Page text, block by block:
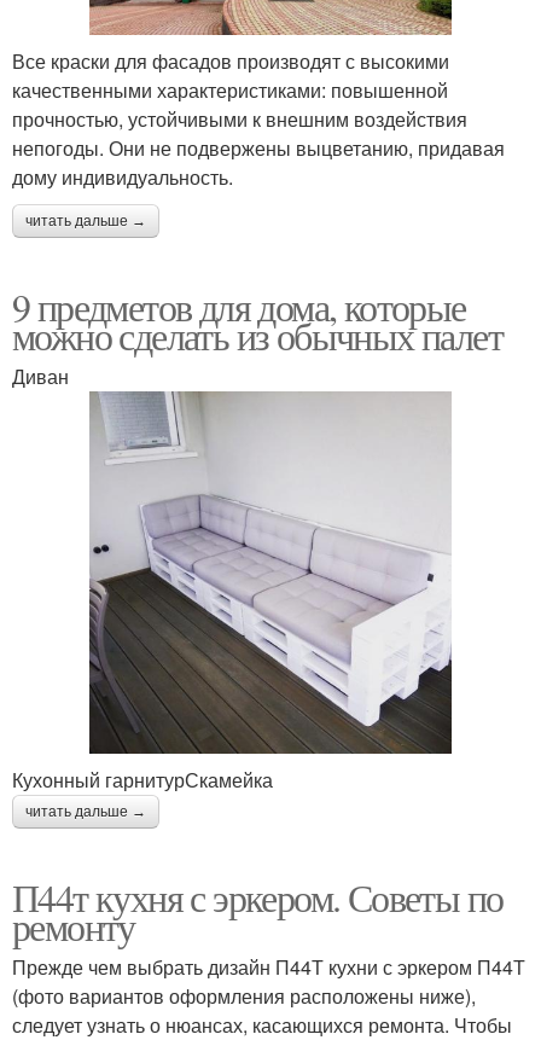
Все краски для фасадов производят с высокими
качественными характеристиками: повышенной
прочностью, устойчивыми к внешним воздействия
непогоды. Они не подвержены выцветанию, придавая
дому индивидуальность.
читать дальше →
9 предметов для дома, которые
можно сделать из обычных палет
Диван
Кухонный гарнитурСкамейка
читать дальше →
П44т кухня с эркером. Советы по
ремонту
Прежде чем выбрать дизайн П44Т кухни с эркером П44Т
(фото вариантов оформления расположены ниже),
следует узнать о нюансах, касающихся ремонта. Чтобы